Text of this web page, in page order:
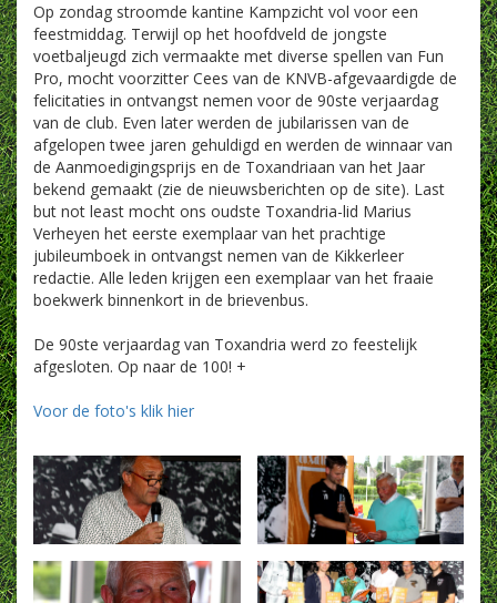
Op zondag stroomde kantine Kampzicht vol voor een
feestmiddag. Terwijl op het hoofdveld de jongste
voetbaljeugd zich vermaakte met diverse spellen van Fun
Pro, mocht voorzitter Cees van de KNVB-afgevaardigde de
felicitaties in ontvangst nemen voor de 90ste verjaardag
van de club. Even later werden de jubilarissen van de
afgelopen twee jaren gehuldigd en werden de winnaar van
de Aanmoedigingsprijs en de Toxandriaan van het Jaar
bekend gemaakt (zie de nieuwsberichten op de site). Last
but not least mocht ons oudste Toxandria-lid Marius
Verheyen het eerste exemplaar van het prachtige
jubileumboek in ontvangst nemen van de Kikkerleer
redactie. Alle leden krijgen een exemplaar van het fraaie
boekwerk binnenkort in de brievenbus.
De 90ste verjaardag van Toxandria werd zo feestelijk
afgesloten. Op naar de 100! +
Voor de foto's klik hier